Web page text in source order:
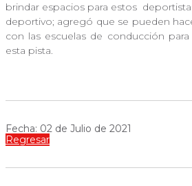
brindar espacios para estos
deportivo; agregó que se pueden
con las escuelas de conducción
esta pista.
Fecha: 02 de Julio de 2021
Regresar